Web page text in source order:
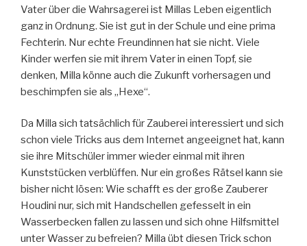
Vater über die Wahrsagerei ist Millas Leben eigentlich
ganz in Ordnung. Sie ist gut in der Schule und eine prima
Fechterin. Nur echte Freundinnen hat sie nicht. Viele
Kinder werfen sie mit ihrem Vater in einen Topf, sie
denken, Milla könne auch die Zukunft vorhersagen und
beschimpfen sie als „Hexe“.
Da Milla sich tatsächlich für Zauberei interessiert und sich
schon viele Tricks aus dem Internet angeeignet hat, kann
sie ihre Mitschüler immer wieder einmal mit ihren
Kunststücken verblüffen. Nur ein großes Rätsel kann sie
bisher nicht lösen: Wie schafft es der große Zauberer
Houdini nur, sich mit Handschellen gefesselt in ein
Wasserbecken fallen zu lassen und sich ohne Hilfsmittel
unter Wasser zu befreien? Milla übt diesen Trick schon